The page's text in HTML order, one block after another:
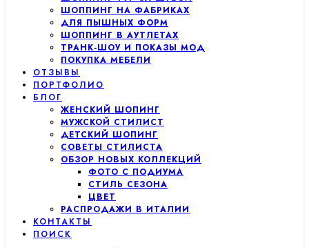
ШОППИНГ НА ФАБРИКАХ
ДЛЯ ПЫШНЫХ ФОРМ
ШОППИНГ В АУТЛЕТАХ
ТРАНК-ШОУ И ПОКАЗЫ МОД
ПОКУПКА МЕБЕЛИ
ОТЗЫВЫ
ПОРТФОЛИО
БЛОГ
ЖЕНСКИЙ ШОПИНГ
МУЖСКОЙ СТИЛИСТ
ДЕТСКИЙ ШОПИНГ
СОВЕТЫ СТИЛИСТА
ОБЗОР НОВЫХ КОЛЛЕКЦИЙ
ФОТО С ПОДИУМА
СТИЛЬ СЕЗОНА
ЦВЕТ
РАСПРОДАЖИ В ИТАЛИИ
КОНТАКТЫ
ПОИСК